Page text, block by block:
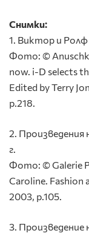
Снимки:
1. Виктор и Ролф
Фото: ©
now. i-D selects
Edited by Terry
p.218.
2.
г.
Фото: © Galerie
Caroline. Fashion
2003, p.105.
3. Произведениe